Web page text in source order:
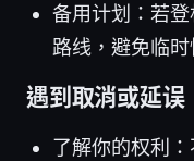
备用计划：若
路线，避免临时
遇到取消或延误
了解你的权利